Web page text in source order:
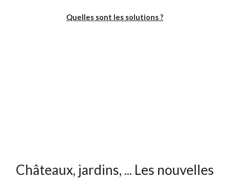
Quelles sont les solutions ?
Châteaux, jardins, ... Les nouvelles